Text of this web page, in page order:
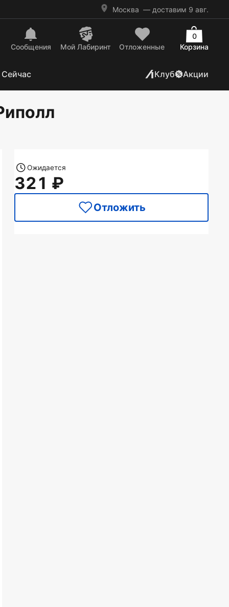
Москва — доставим 9 авг.
Сообщения Mой Лабиринт Отложенные Корзина
0
Клуб Акции
Ожидается
321
Отложить